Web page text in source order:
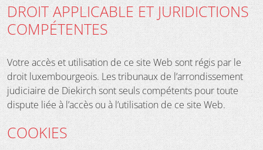
DROIT APPLICABLE ET JURIDICTIONS
COMPÉTENTES
Votre accès et utilisation de ce site Web sont régis par le
droit luxembourgeois. Les tribunaux de l’arrondissement
judiciaire de Diekirch sont seuls compétents pour toute
dispute liée à l’accès ou à l’utilisation de ce site Web.
COOKIES